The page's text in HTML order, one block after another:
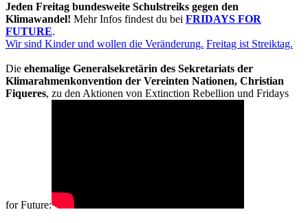
Jeden Freitag bundesweite Schulstreiks gegen den
Klimawandel! Mehr Infos findest du bei FRIDAYS FOR
FUTURE.
Wir sind Kinder und wollen die Veränderung. Freitag ist Streiktag.
Die ehemalige Generalsekretärin des Sekretariats der
Klimarahmenkonvention der Vereinten Nationen, Christian
Fiqueres, zu den Aktionen von Extinction Rebellion und Fridays
for Future: